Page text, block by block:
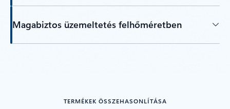
Magabiztos üzemeltetés felhőméretben
TERMÉKEK ÖSSZEHASONLÍTÁSA